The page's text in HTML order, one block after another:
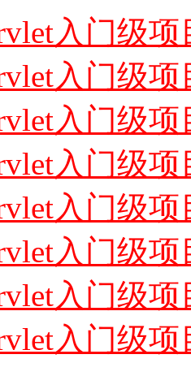
入门级
入门级
入门级
入门级
入门级
入门级
入门级
入门级